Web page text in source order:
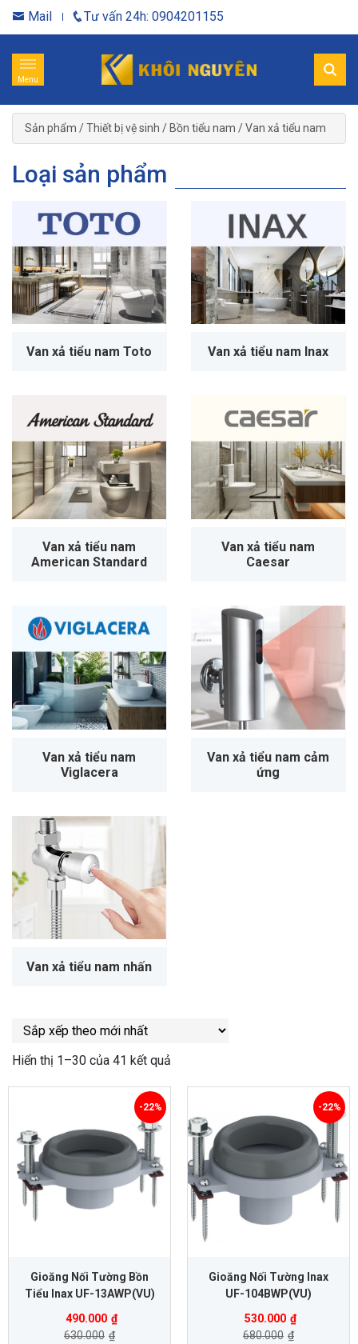
Mail Tư vấn 24h: 0904201155
Menu
Sản phẩm /Thiết bị vệ sinh / Bồn tiểu nam /Van xả tiểu nam
Loại sản phẩm
Van xả tiểu nam Toto Van xả tiểu nam Inax
Van xả tiểu nam
American Standard
Van xả tiểu nam
Caesar
Van xả tiểu nam
Viglacera
Van xả tiểu nam cảm
ứng
Van xả tiểu nam nhấn
Hiển thị 1–30 của 41 kết quả
Gioăng Nối Tường Bồn
Tiểu Inax UF-13AWP(VU)
490.000 ₫
630.000 ₫
-22%
Gioăng Nối Tường Inax
UF-104BWP(VU)
530.000 ₫
680.000 ₫
-22%